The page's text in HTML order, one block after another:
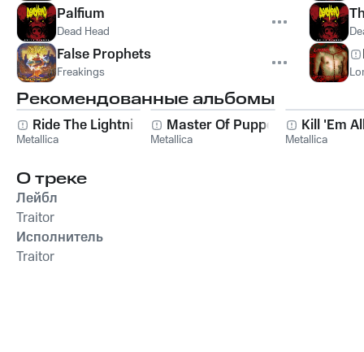
Palfium
Dead Head
False Prophets
Freakings
Рекомендованные альбомы
Ride The Lightning
Metallica
Master Of Puppets
Metallica
Kill 'Em
Metallica
О треке
Лейбл
Traitor
Исполнитель
Traitor